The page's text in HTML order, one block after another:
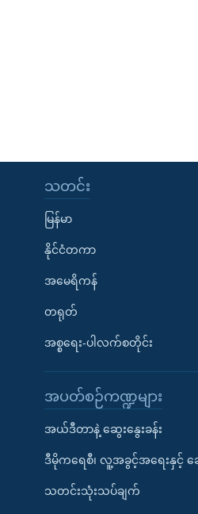
သတင်း
မြန်မာ
နိုင်ငံတကာ
အမေရိကန်
တရုတ်
အစ္စရေး-ပါလက်စတိုင်း
အပတ်စဉ်ကဏ္ဍများ
အယ်ဒီတာနဲ့ ဆွေးနွေးခန်း
ဒီမိုကရေစီ၊ လူ့အခွင့်အရေးနှင့် ခ
သတင်းသုံးသပ်ချက်